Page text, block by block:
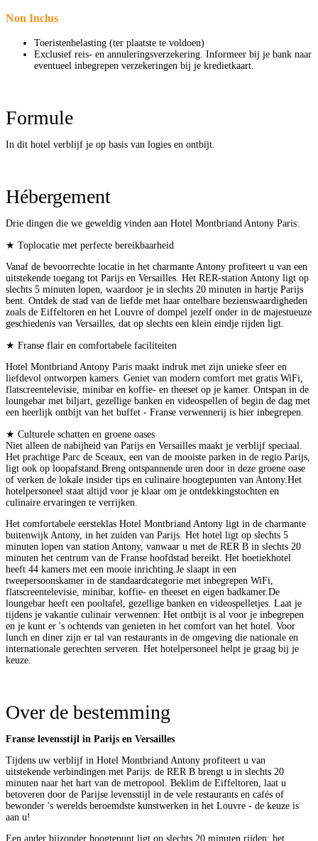
Non Inclus
Toeristenbelasting (ter plaatste te voldoen)
Exclusief reis- en annuleringsverzekering. Informeer bij je bank naar
eventueel inbegrepen verzekeringen bij je kredietkaart.
Formule
In dit hotel verblijf je op basis van logies en ontbijt.
Hébergement
Drie dingen die we geweldig vinden aan Hotel Montbriand Antony Paris:
★ Toplocatie met perfecte bereikbaarheid
Vanaf de bevoorrechte locatie in het charmante Antony profiteert u van een
uitstekende toegang tot Parijs en Versailles. Het RER-station Antony ligt op
slechts 5 minuten lopen, waardoor je in slechts 20 minuten in hartje Parijs
bent. Ontdek de stad van de liefde met haar ontelbare bezienswaardigheden
zoals de Eiffeltoren en het Louvre of dompel jezelf onder in de majestueuze
geschiedenis van Versailles, dat op slechts een klein eindje rijden ligt.
★ Franse flair en comfortabele faciliteiten
Hotel Montbriand Antony Paris maakt indruk met zijn unieke sfeer en
liefdevol ontworpen kamers. Geniet van modern comfort met gratis WiFi,
flatscreentelevisie, minibar en koffie- en theeset op je kamer. Ontspan in de
loungebar met biljart, gezellige banken en videospellen of begin de dag met
een heerlijk ontbijt van het buffet - Franse verwennerij is hier inbegrepen.
★ Culturele schatten en groene oases
Niet alleen de nabijheid van Parijs en Versailles maakt je verblijf speciaal.
Het prachtige Parc de Sceaux, een van de mooiste parken in de regio Parijs,
ligt ook op loopafstand.Breng ontspannende uren door in deze groene oase
of verken de lokale insider tips en culinaire hoogtepunten van Antony.Het
hotelpersoneel staat altijd voor je klaar om je ontdekkingstochten en
culinaire ervaringen te verrijken.
Het comfortabele eersteklas Hotel Montbriand Antony ligt in de charmante
buitenwijk Antony, in het zuiden van Parijs. Het hotel ligt op slechts 5
minuten lopen van station Antony, vanwaar u met de RER B in slechts 20
minuten het centrum van de Franse hoofdstad bereikt. Het boetiekhotel
heeft 44 kamers met een mooie inrichting.Je slaapt in een
tweepersoonskamer in de standaardcategorie met inbegrepen WiFi,
flatscreentelevisie, minibar, koffie- en theeset en eigen badkamer.De
loungebar heeft een pooltafel, gezellige banken en videospelletjes. Laat je
tijdens je vakantie culinair verwennen: Het ontbijt is al voor je inbegrepen
en je kunt er 's ochtends van genieten in het comfort van het hotel. Voor
lunch en diner zijn er tal van restaurants in de omgeving die nationale en
internationale gerechten serveren. Het hotelpersoneel helpt je graag bij je
keuze.
Over de bestemming
Franse levensstijl in Parijs en Versailles
Tijdens uw verblijf in Hotel Montbriand Antony profiteert u van
uitstekende verbindingen met Parijs: de RER B brengt u in slechts 20
minuten naar het hart van de metropool. Beklim de Eiffeltoren, laat u
betoveren door de Parijse levensstijl in de vele restaurants en cafés of
bewonder 's werelds beroemdste kunstwerken in het Louvre - de keuze is
aan u!
Een ander bijzonder hoogtepunt ligt op slechts 20 minuten rijden: het